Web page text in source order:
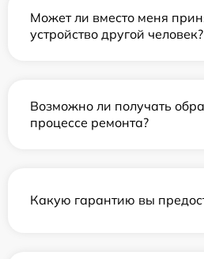
Может ли вместо меня
устройство другой человек?
Возможно ли получать
процессе ремонта?
Какую гарантию вы